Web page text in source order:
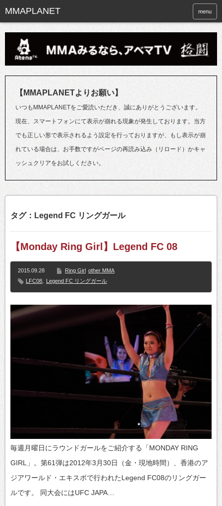
menu
【MMAPLANETよりお願い】
いつもMMAPLANETをご愛読いただき、誠にありがとうございます。
現在、スマートフォンにて表示が崩れる現象が発生しております。当方
でも正しい形で表示されるよう設定を行っておりますが、もし表示が崩
れている場合は、お手数ですがページの再読み込み（リロード）かキャ
ッシュクリアをお試しください。
タグ：Legend FC リングガール
【Monday Ring Girl】Legend FC 08
2015.09.28 Ring Girl other MMA
LFC08
Legend FC リングガール
毎週月曜日にラウンドガールをご紹介する「MONDAY RING
GIRL」。第61弾は2012年3月30日（金・現地時間）、香港のア
ジアワールド・エキスポで行われたLegend FC08のリングガー
ルです。 同大会にはUFC JAPA…